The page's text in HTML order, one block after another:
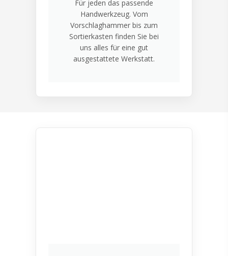
Für jeden das passende
Handwerkzeug. Vom
Vorschlaghammer bis zum
Sortierkasten finden Sie bei
uns alles für eine gut
ausgestattete Werkstatt.